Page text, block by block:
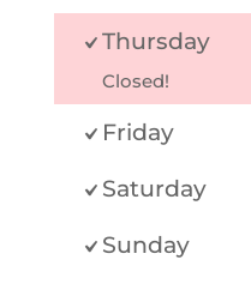
Thursday
Closed!
Friday
Saturday
Sunday